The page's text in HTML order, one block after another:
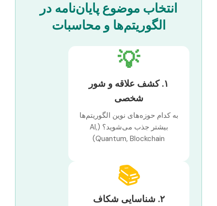
انتخاب موضوع پایان‌نامه در
الگوریتم‌ها و محاسبات
💡
۱. کشف علاقه و شور
شخصی
به کدام حوزه‌های نوین الگوریتم‌ها
بیشتر جذب می‌شوید؟ (AI,
Quantum, Blockchain)
📚
۲. شناسایی شکاف